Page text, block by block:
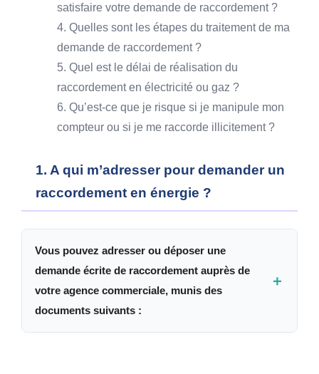
satisfaire votre demande de raccordement ?
4. Quelles sont les étapes du traitement de ma
demande de raccordement ?
5. Quel est le délai de réalisation du
raccordement en électricité ou gaz ?
6. Qu’est-ce que je risque si je manipule mon
compteur ou si je me raccorde illicitement ?
1. A qui m’adresser pour demander un
raccordement en énergie ?
Vous pouvez adresser ou déposer une
demande écrite de raccordement auprès de
votre agence commerciale, munis des
documents suivants :
＋